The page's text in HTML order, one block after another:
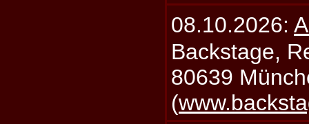
08.10.2026:
Backstage,
80639
(